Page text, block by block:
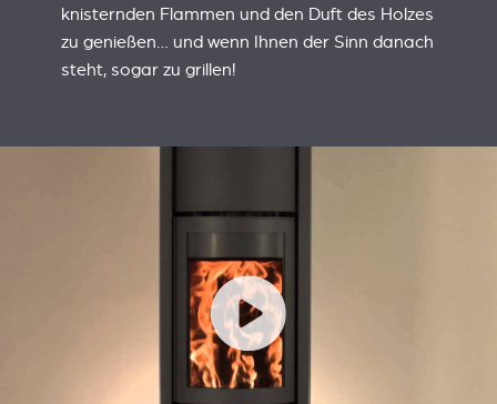
knisternden Flammen und den Duft des Holzes
zu genießen… und wenn Ihnen der Sinn danach
steht, sogar zu grillen!